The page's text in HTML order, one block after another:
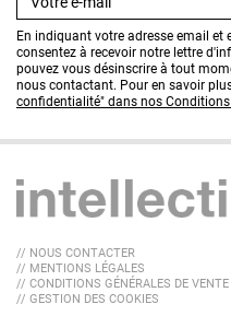
En indiquant votre adresse email et
consentez à recevoir notre lettre
pouvez vous désinscrire à tout
nous contactant. Pour en savoir
confidentialité" dans nos Conditions
// NOUS CONTACTER
// MENTIONS LÉGALES
// CONDITIONS GÉNÉRALES DE VENTE
// GESTION DES COOKIES